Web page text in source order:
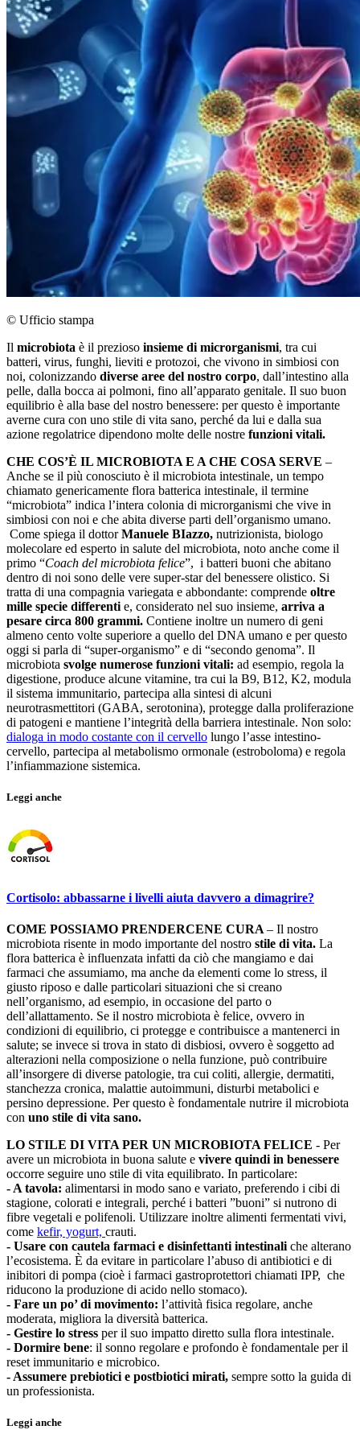
© Ufficio stampa
Il microbiota è il prezioso insieme di microrganismi, tra cui
batteri, virus, funghi, lieviti e protozoi, che vivono in simbiosi con
noi, colonizzando diverse aree del nostro corpo, dall’intestino alla
pelle, dalla bocca ai polmoni, fino all’apparato genitale. Il suo buon
equilibrio è alla base del nostro benessere: per questo è importante
averne cura con uno stile di vita sano, perché da lui e dalla sua
azione regolatrice dipendono molte delle nostre funzioni vitali.
CHE COS’È IL MICROBIOTA E A CHE COSA SERVE –
Anche se il più conosciuto è il microbiota intestinale, un tempo
chiamato genericamente flora batterica intestinale, il termine
“microbiota” indica l’intera colonia di microrganismi che vive in
simbiosi con noi e che abita diverse parti dell’organismo umano.
Come spiega il dottorManuele BIazzo, nutrizionista, biologo
molecolare ed esperto in salute del microbiota, noto anche come il
primo “Coach del microbiota felice”, i batteri buoni che abitano
dentro di noi sono delle vere super-star del benessere olistico. Si
tratta di una compagnia variegata e abbondante: comprende oltre
mille specie differenti e, considerato nel suo insieme, arriva a
pesare circa 800 grammi. Contiene inoltre un numero di geni
almeno cento volte superiore a quello del DNA umano e per questo
oggi si parla di “super-organismo” e di “secondo genoma”. Il
microbiota svolge numerose funzioni vitali: ad esempio, regola la
digestione, produce alcune vitamine, tra cui la B9, B12, K2, modula
il sistema immunitario, partecipa alla sintesi di alcuni
neurotrasmettitori (GABA, serotonina), protegge dalla proliferazione
di patogeni e mantiene l’integrità della barriera intestinale. Non solo:
dialoga in modo costante con il cervello lungo l’asse intestino-
cervello, partecipa al metabolismo ormonale (estroboloma) e regola
l’infiammazione sistemica.
Leggi anche
Cortisolo: abbassarne i livelli aiuta davvero a dimagrire?
COME POSSIAMO PRENDERCENE CURA – Il nostro
microbiota risente in modo importante del nostro stile di vita. La
flora batterica è influenzata infatti da ciò che mangiamo e dai
farmaci che assumiamo, ma anche da elementi come lo stress, il
giusto riposo e dalle particolari situazioni che si creano
nell’organismo, ad esempio, in occasione del parto o
dell’allattamento. Se il nostro microbiota è felice, ovvero in
condizioni di equilibrio, ci protegge e contribuisce a mantenerci in
salute; se invece si trova in stato di disbiosi, ovvero è soggetto ad
alterazioni nella composizione o nella funzione, può contribuire
all’insorgere di diverse patologie, tra cui coliti, allergie, dermatiti,
stanchezza cronica, malattie autoimmuni, disturbi metabolici e
persino depressione. Per questo è fondamentale nutrire il microbiota
con uno stile di vita sano.
LO STILE DI VITA PER UN MICROBIOTA FELICE - Per
avere un microbiota in buona salute e vivere quindi in benessere
occorre seguire uno stile di vita equilibrato. In particolare:
- A tavola: alimentarsi in modo sano e variato, preferendo i cibi di
stagione, colorati e integrali, perché i batteri ”buoni” si nutrono di
fibre vegetali e polifenoli. Utilizzare inoltre alimenti fermentati vivi,
come kefir, yogurt, crauti.
- Usare con cautela farmaci e disinfettanti intestinali che alterano
l’ecosistema. È da evitare in particolare l’abuso di antibiotici e di
inibitori di pompa (cioè i farmaci gastroprotettori chiamati IPP, che
riducono la produzione di acido nello stomaco).
- Fare un po’ di movimento: l’attività fisica regolare, anche
moderata, migliora la diversità batterica.
- Gestire lo stress per il suo impatto diretto sulla flora intestinale.
- Dormire bene: il sonno regolare e profondo è fondamentale per il
reset immunitario e microbico.
- Assumere prebiotici e postbiotici mirati, sempre sotto la guida di
un professionista.
Leggi anche